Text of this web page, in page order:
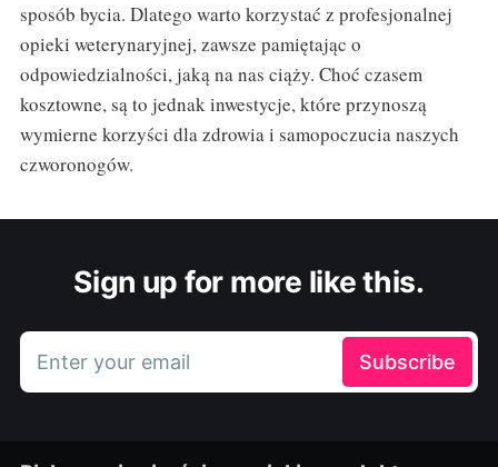
sposób bycia. Dlatego warto korzystać z profesjonalnej
opieki weterynaryjnej, zawsze pamiętając o
odpowiedzialności, jaką na nas ciąży. Choć czasem
kosztowne, są to jednak inwestycje, które przynoszą
wymierne korzyści dla zdrowia i samopoczucia naszych
czworonogów.
Sign up for more like this.
Enter your email Subscribe